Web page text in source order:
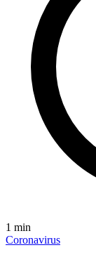
1 min
Coronavirus